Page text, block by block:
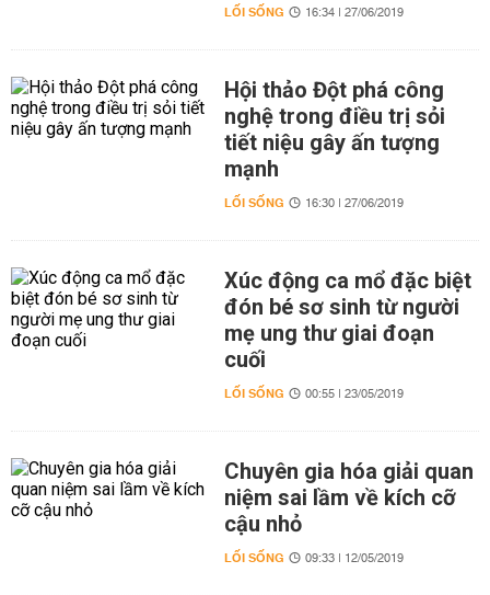
LỐI SỐNG 16:34 | 27/06/2019
Hội thảo Đột phá công
nghệ trong điều trị sỏi
tiết niệu gây ấn tượng
mạnh
LỐI SỐNG 16:30 | 27/06/2019
Xúc động ca mổ đặc biệt
đón bé sơ sinh từ người
mẹ ung thư giai đoạn
cuối
LỐI SỐNG 00:55 | 23/05/2019
Chuyên gia hóa giải quan
niệm sai lầm về kích cỡ
cậu nhỏ
LỐI SỐNG 09:33 | 12/05/2019